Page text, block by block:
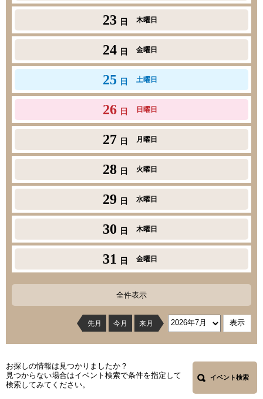
23 日 木曜日
24 日 金曜日
25 日 土曜日
26 日 日曜日
27 日 月曜日
28 日 火曜日
29 日 水曜日
30 日 木曜日
31 日 金曜日
全件表示
先月 今月 来月
お探しの情報は見つかりましたか？
見つからない場合はイベント検索で条件を指定して
検索してみてください。
イベント検索